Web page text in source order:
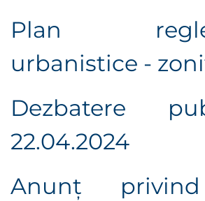
Plan
urbanistice -
Dezbatere
22.04.2024
Anunț